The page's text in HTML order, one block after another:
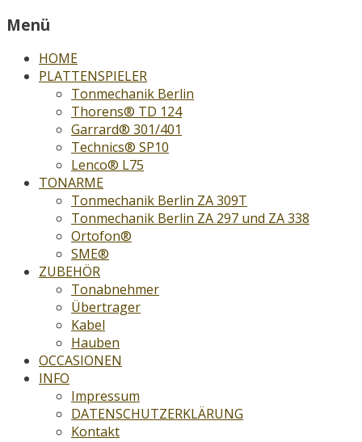
Menü
HOME
PLATTENSPIELER
Tonmechanik Berlin
Thorens® TD 124
Garrard® 301/401
Technics® SP10
Lenco® L75
TONARME
Tonmechanik Berlin ZA 309T
Tonmechanik Berlin ZA 297 und ZA 338
Ortofon®
SME®
ZUBEHÖR
Tonabnehmer
Übertrager
Kabel
Hauben
OCCASIONEN
INFO
Impressum
DATENSCHUTZERKLÄRUNG
Kontakt